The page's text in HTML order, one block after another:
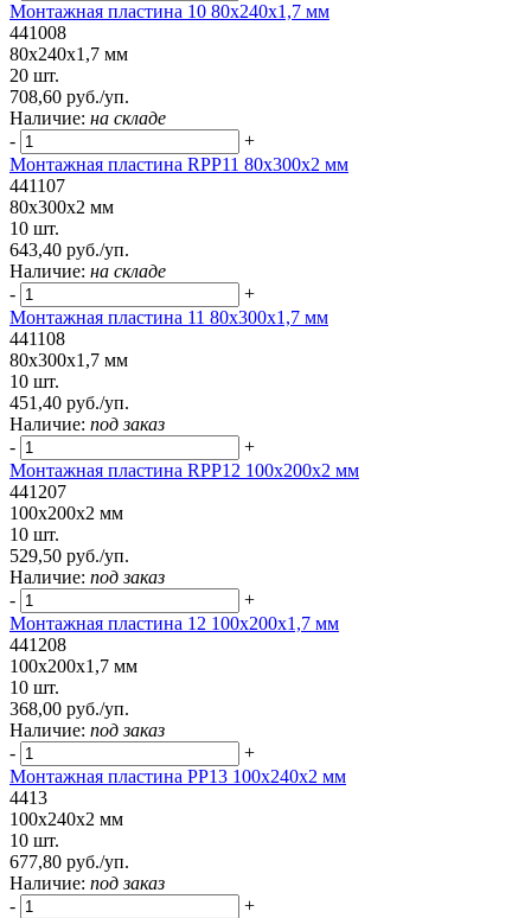
Монтажная пластина 10 80x240x1,7 мм
441008
80x240x1,7 мм
20 шт.
708,60 руб./уп.
Наличие: на складе
-
+
Монтажная пластина RPP11 80x300x2 мм
441107
80x300x2 мм
10 шт.
643,40 руб./уп.
Наличие: на складе
-
+
Монтажная пластина 11 80x300x1,7 мм
441108
80x300x1,7 мм
10 шт.
451,40 руб./уп.
Наличие: под заказ
-
+
Монтажная пластина RPP12 100x200x2 мм
441207
100x200x2 мм
10 шт.
529,50 руб./уп.
Наличие: под заказ
-
+
Монтажная пластина 12 100x200x1,7 мм
441208
100x200x1,7 мм
10 шт.
368,00 руб./уп.
Наличие: под заказ
-
+
Монтажная пластина PP13 100x240x2 мм
4413
100x240x2 мм
10 шт.
677,80 руб./уп.
Наличие: под заказ
-
+